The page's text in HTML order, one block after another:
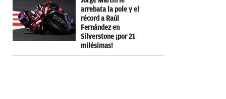
arrebata la pole y el
récord a Raúl
Fernández en
Silverstone ¡por 21
milésimas!